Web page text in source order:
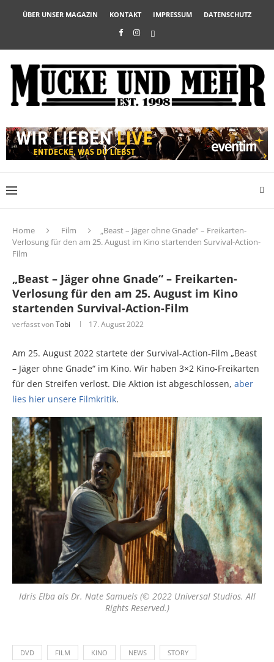
ÜBER UNSER MAGAZIN KONTAKT IMPRESSUM DATENSCHUTZ
Home Film
„Beast – Jäger ohne Gnade“ – Freikarten-
Verlosung für den am 25. August im Kino startenden Survival-Action-
Film
„Beast – Jäger ohne Gnade“ – Freikarten-
Verlosung für den am 25. August im Kino
startenden Survival-Action-Film
verfasst vonTobi 17. August 2022
Am 25. August 2022 startete der Survival-Action-Film „Beast
– Jäger ohne Gnade“ im Kino. Wir haben 3×2 Kino-Freikarten
für den Streifen verlost. Die Aktion ist abgeschlossen, aber
lies hier unsere Filmkritik.
Idris Elba als Dr. Nate Samuels (© 2022 Universal Studios. All
Rights Reserved.)
DVD FILM KINO NEWS STORY